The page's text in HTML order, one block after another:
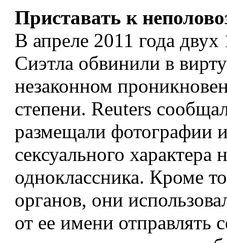
Приставать к
В апреле 2011 года
Сиэтла обвинили в
незаконном
степени. Reuters
размещали фотографии
сексуального характера
одноклассника. Кроме
органов, они
от ее имени отправлять